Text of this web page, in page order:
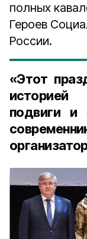
полных
Героев
России.
«Этот
подвиги и